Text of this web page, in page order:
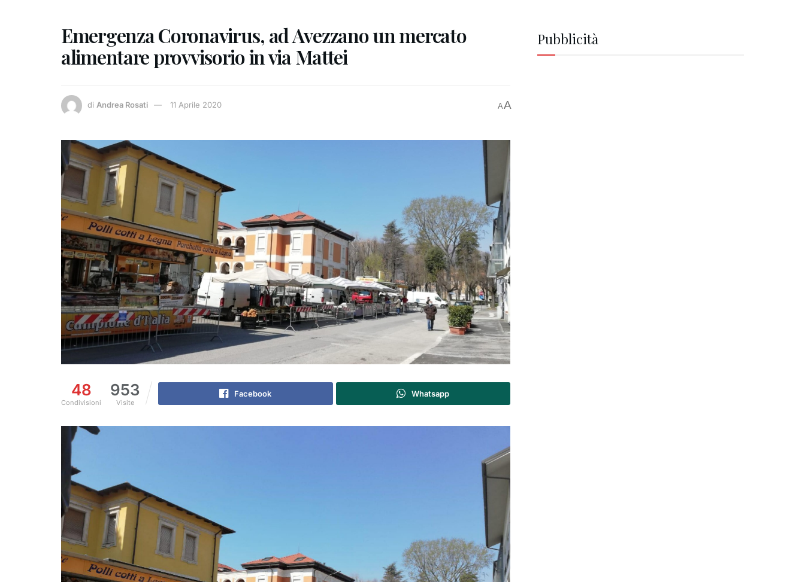
Emergenza Coronavirus, ad Avezzano un mercato
alimentare provvisorio in via Mattei
di Andrea Rosati 11 Aprile 2020 AA
48
Condivisioni
953
Visite
Facebook Whatsapp
Pubblicità